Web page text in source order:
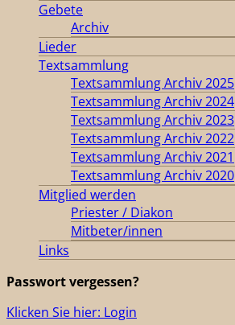
Gebete
Archiv
Lieder
Textsammlung
Textsammlung Archiv 2025
Textsammlung Archiv 2024
Textsammlung Archiv 2023
Textsammlung Archiv 2022
Textsammlung Archiv 2021
Textsammlung Archiv 2020
Mitglied werden
Priester / Diakon
Mitbeter/innen
Links
Passwort vergessen?
Klicken Sie hier: Login